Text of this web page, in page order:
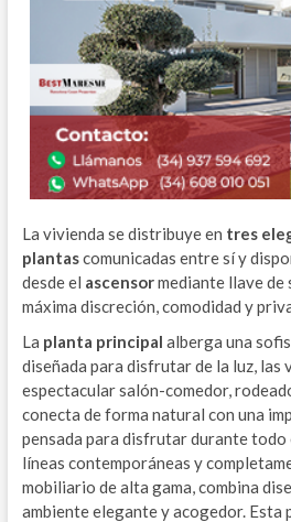
La vivienda se distribuye en tres
plantascomunicadas entre sí y
desde el ascensormediante llave de
máxima discreción, comodidad y
La planta principal alberga una
diseñada para disfrutar de la luz, las
espectacular salón-comedor,
conecta de forma natural con una
pensada para disfrutar durante todo
líneas contemporáneas y
mobiliario de alta gama, combina
ambiente elegante y acogedor. Esta